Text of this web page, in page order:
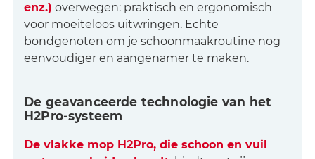
enz.) overwegen: praktisch en ergonomisch
voor moeiteloos uitwringen. Echte
bondgenoten om je schoonmaakroutine nog
eenvoudiger en aangenamer te maken.
De geavanceerde technologie van het
H2Pro-systeem
De vlakke mop H2Pro, die schoon en vuil